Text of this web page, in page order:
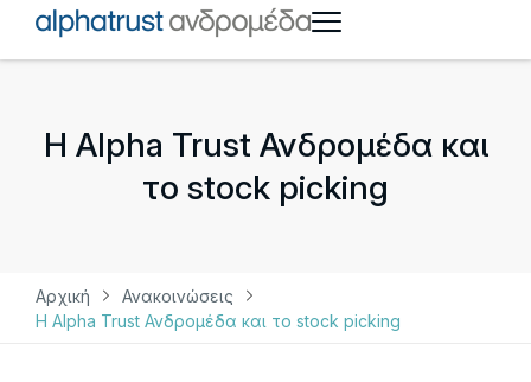
Η Alpha Trust Ανδρομέδα και
το stock picking
Αρχική
Ανακοινώσεις
Η Alpha Trust Ανδρομέδα και το stock picking